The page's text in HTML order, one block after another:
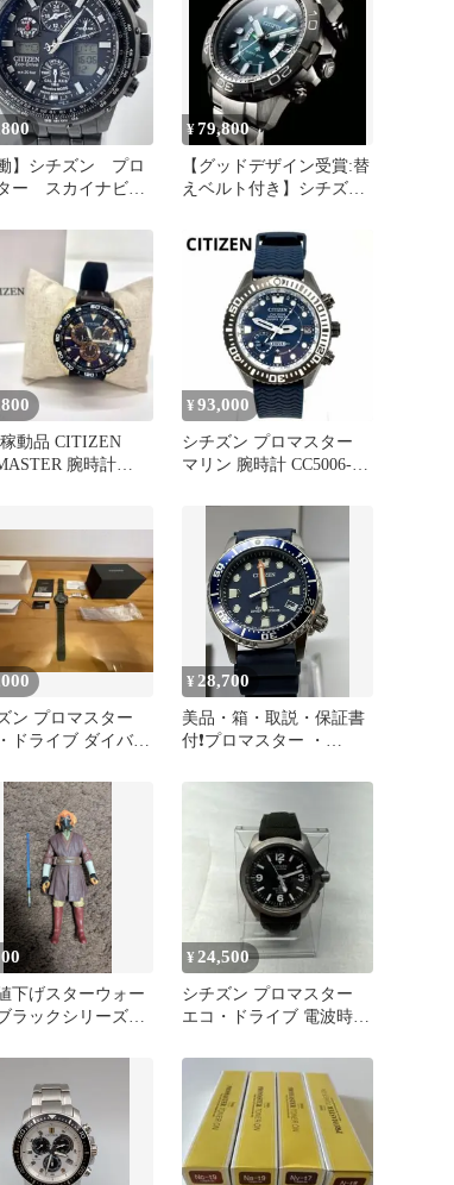
働】シチズン プロ
ー スカイナビホ
メンズ
¥79,800
【グッドデザイン受賞:替
えベルト付き】シチズン
動品 CITIZEN
腕時計
¥ 93,000
シチズン プロマスター
マリン 腕時計 CC5006-
ン プロマスター
ドライブ ダイバー
¥ 28,700
美品・箱・取説・保証書
付❗️プロマスター ・
下げスターウォー
ラックシリーズ
版
¥24,500
シチズン プロマスター
エコ・ドライブ 電波時計